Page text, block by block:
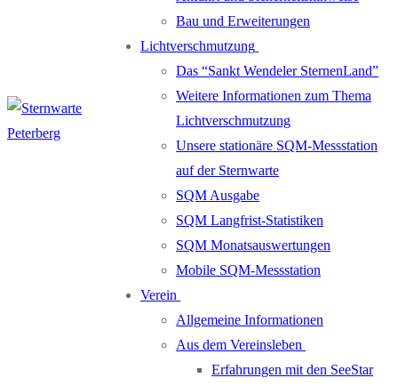
Bau und Erweiterungen
Lichtverschmutzung
Das “Sankt Wendeler SternenLand”
Weitere Informationen zum Thema
Lichtverschmutzung
Unsere stationäre SQM-Messstation
auf der Sternwarte
SQM Ausgabe
SQM Langfrist-Statistiken
SQM Monatsauswertungen
Mobile SQM-Messstation
Verein
Allgemeine Informationen
Aus dem Vereinsleben
Erfahrungen mit den SeeStar